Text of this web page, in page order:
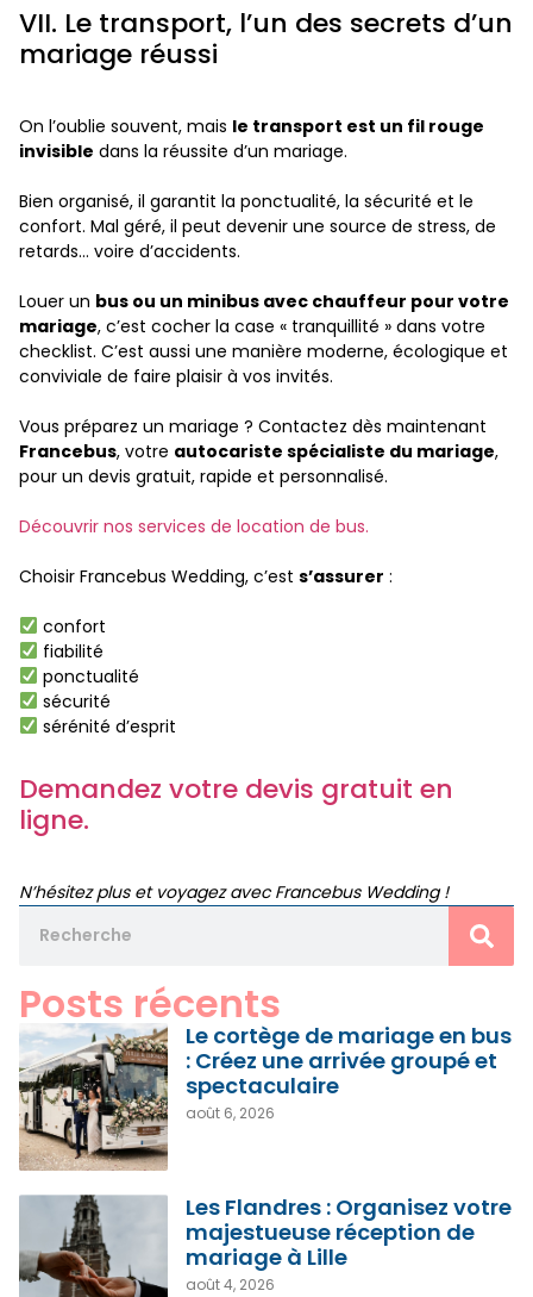
VII. Le transport, l’un des secrets d’un
mariage réussi
On l’oublie souvent, mais le transport est un fil rouge
invisible dans la réussite d’un mariage.
Bien organisé, il garantit la ponctualité, la sécurité et le
confort. Mal géré, il peut devenir une source de stress, de
retards… voire d’accidents.
Louer un bus ou un minibus avec chauffeur pour votre
mariage, c’est cocher la case « tranquillité » dans votre
checklist. C’est aussi une manière moderne, écologique et
conviviale de faire plaisir à vos invités.
Vous préparez un mariage ? Contactez dès maintenant
Francebus, votre autocariste spécialiste du mariage,
pour un devis gratuit, rapide et personnalisé.
Découvrir nos services de location de bus.
Choisir Francebus Wedding, c’est s’assurer :
confort
fiabilité
ponctualité
sécurité
sérénité d’esprit
Demandez votre devis gratuit en
ligne.
N’hésitez plus et voyagez avec Francebus Wedding !
Posts récents
Le cortège de mariage en bus
: Créez une arrivée groupé et
spectaculaire
août 6, 2026
Les Flandres : Organisez votre
majestueuse réception de
mariage à Lille
août 4, 2026